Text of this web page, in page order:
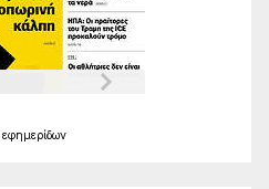
εφημερίδων